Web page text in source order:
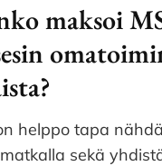
maksoi
helppo tapa
sekä